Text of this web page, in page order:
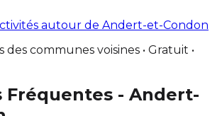
autour de Andert-et-Condon
des communes voisines • Gratuit •
Fréquentes - Andert-